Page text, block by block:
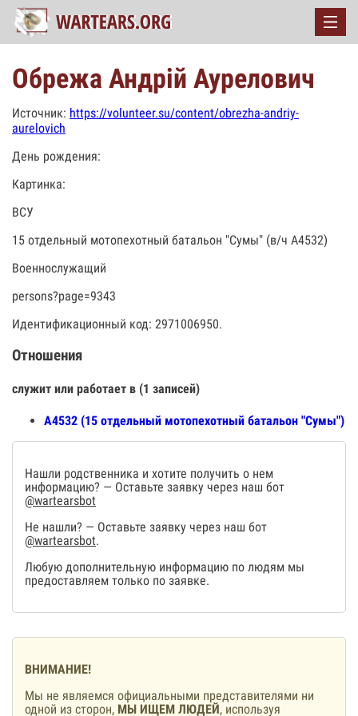
Обрежа Андрій Аурелович
Источник: https://volunteer.su/content/obrezha-andriy-
aurelovich
День рождения:
Картинка:
ВСУ
15 отдельный мотопехотный батальон "Сумы" (в/ч А4532)
Военнослужащий
persons?page=9343
Идентификационный код: 2971006950.
Отношения
служит или работает в (1 записей)
А4532 (15 отдельный мотопехотный батальон "Сумы")
Нашли родственника и хотите получить о нем
информацию? — Оставьте заявку через наш бот
@wartearsbot
Не нашли? — Оставьте заявку через наш бот
@wartearsbot.
Любую дополнительную информацию по людям мы
предоставляем только по заявке.
ВНИМАНИЕ!
Мы не являемся официальными представителями ни
одной из сторон, МЫ ИЩЕМ ЛЮДЕЙ, используя